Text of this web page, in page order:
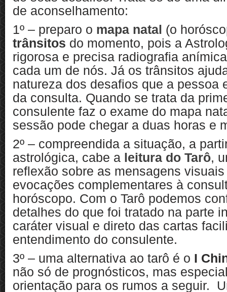
de aconselhamento:
1º – preparo o mapa natal (o
trânsitos do momento, pois a
rigorosa e precisa radiografia
cada um de nós. Já os trânsitos
natureza dos desafios que a pessoa
da consulta. Quando se trata da
consulente faz o exame do mapa
sessão pode chegar a duas horas e
2º – compreendida a situação, a
astrológica, cabe a leitura do Tarô,
reflexão sobre as mensagens
evocações complementares à
horóscopo. Com o Tarô podemos
detalhes do que foi tratado na parte
caráter visual e direto das cartas
entendimento do consulente.
3º – uma alternativa ao tarô é o I
não só de prognósticos, mas
orientação para os rumos a seguir.